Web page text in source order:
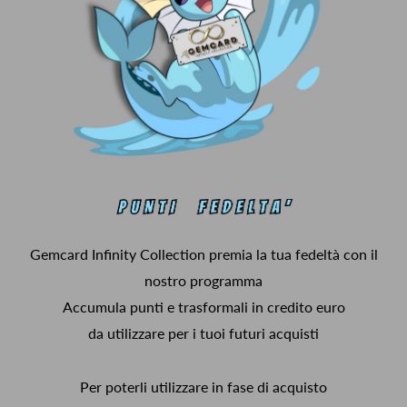
Gemcard Infinity Collection premia la tua fedeltà con il
nostro programma
Accumula punti e trasformali in credito euro
da utilizzare per i tuoi futuri acquisti
Per poterli utilizzare in fase di acquisto